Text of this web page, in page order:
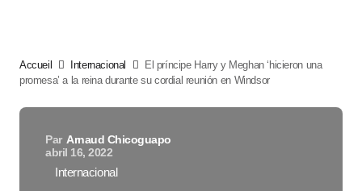
Accueil Internacional
El príncipe Harry y Meghan ‘hicieron una
promesa’ a la reina durante su cordial reunión en Windsor
Par Arnaud Chicoguapo
abril 16, 2022
Internacional